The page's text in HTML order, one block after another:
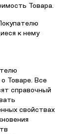
Товара.
к нему
Товаре. Все
справочный
свойствах